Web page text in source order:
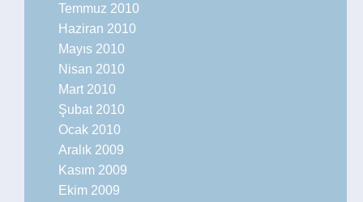
Temmuz 2010
Haziran 2010
Mayıs 2010
Nisan 2010
Mart 2010
Şubat 2010
Ocak 2010
Aralık 2009
Kasım 2009
Ekim 2009